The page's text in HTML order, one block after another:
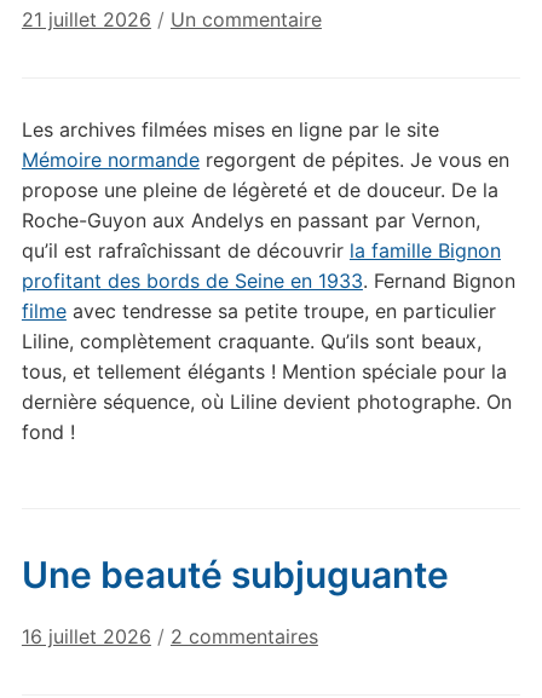
21 juillet 2026 / Un commentairesur
Les archives filmées mises en ligne par le site
Mémoire normanderegorgent de pépites. Je vous en
propose une pleine de légèreté et de douceur. De la
Roche-Guyon aux Andelys en passant par Vernon,
qu’il est rafraîchissant de découvrir la famille Bignon
profitant des bords de Seine en 1933. Fernand Bignon
filmeavec tendresse sa petite troupe, en particulier
Liline, complètement craquante. Qu’ils sont beaux,
tous, et tellement élégants ! Mention spéciale pour la
dernière séquence, où Liline devient photographe. On
fond !
Une beauté subjuguante
16 juillet 2026 / 2 commentairessur